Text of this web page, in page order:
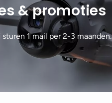
& promoties
1 mail per 2-3 maanden.